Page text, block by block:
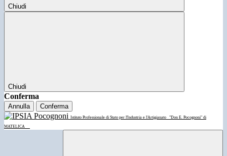
Chiudi
Chiudi
Conferma
Annulla Conferma
Istituto Professionale di Stato per l'Industria e l'Artigianato
"Don E. Pocognoni" di
MATELICA